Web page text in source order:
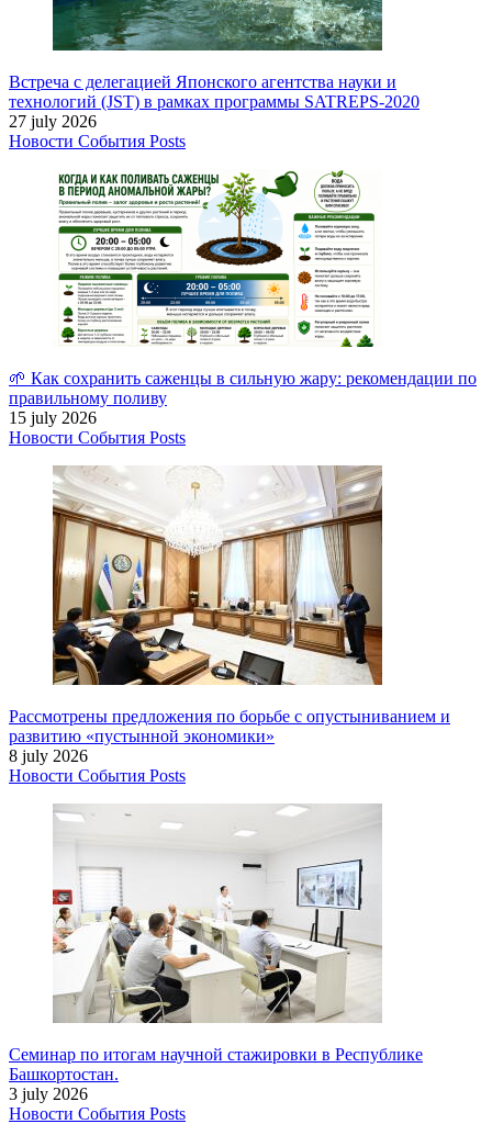
Встреча с делегацией Японского агентства науки и
технологий (JST) в рамках программы SATREPS-2020
27 july 2026
Новости События Posts
🌱 Как сохранить саженцы в сильную жару: рекомендации по
правильному поливу
15 july 2026
Новости События Posts
Рассмотрены предложения по борьбе с опустыниванием и
развитию «пустынной экономики»
8 july 2026
Новости События Posts
Семинар по итогам научной стажировки в Республике
Башкортостан.
3 july 2026
Новости События Posts